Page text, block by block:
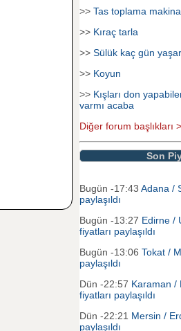
>> Tas toplama
>> Kıraç tarla
>> Sülük kaç gün yaşar
>> Koyun
>> Kışları don
varmı acaba
Diğer forum başlıkları
Son
Bugün -17:43 Adana /
paylaşıldı
Bugün -13:27 Edirne /
fiyatları paylaşıldı
Bugün -13:06 Tokat /
paylaşıldı
Dün -22:57 Karaman /
fiyatları paylaşıldı
Dün -22:21 Mersin /
paylaşıldı